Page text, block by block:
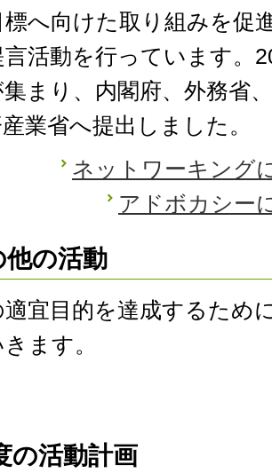
へ向けた取り組みを促
活動を行っています。
まり、内閣府、外務省
業省へ提出しました。
ネットワーキング
アドボカシー
他の活動
宜目的を達成するため
ます。
の活動計画